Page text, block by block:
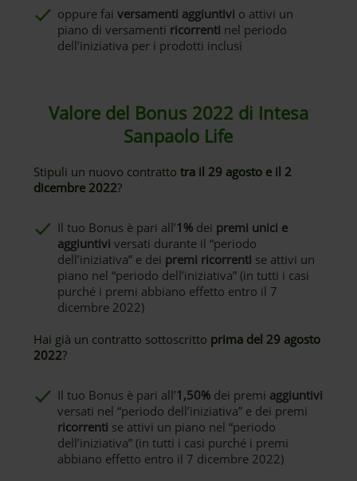
oppure faiversamenti aggiuntivi o attivi un
piano di versamenti ricorrenti nel periodo
dell’iniziativa per i prodotti inclusi
Valore del Bonus 2022 di Intesa
Sanpaolo Life
Stipuli un nuovo contrattotra il 29 agosto e il 2
dicembre 2022?
Il tuo Bonus è pari all’1% dei premi unici e
aggiuntivi versati durante il “periodo
dell’iniziativa” e dei premi ricorrenti se attivi un
piano nel “periodo dell’iniziativa” (in tutti i casi
purché i premi abbiano effetto entro il 7
dicembre 2022)
Hai già un contratto sottoscritto prima del 29 agosto
2022?
Il tuo Bonus è pari all’1,50% dei premi aggiuntivi
versati nel “periodo dell’iniziativa” e dei premi
ricorrenti se attivi un piano nel “periodo
dell’iniziativa” (in tutti i casi purché i premi
abbiano effetto entro il 7 dicembre 2022)